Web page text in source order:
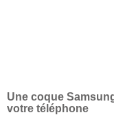
Une coque
votre téléphone